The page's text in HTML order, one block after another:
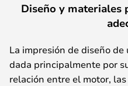
Diseño y materiales
La impresión de diseño
dada principalmente por
relación entre el motor,